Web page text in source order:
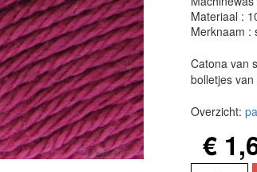
Materiaal :
Merknaam :
Catona van
bolletjes
Overzicht:
€